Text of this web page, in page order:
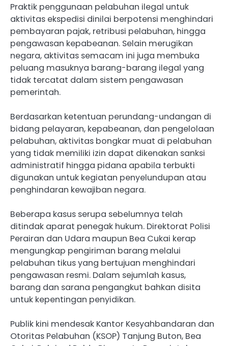
Praktik penggunaan pelabuhan ilegal untuk
aktivitas ekspedisi dinilai berpotensi menghindari
pembayaran pajak, retribusi pelabuhan, hingga
pengawasan kepabeanan. Selain merugikan
negara, aktivitas semacam ini juga membuka
peluang masuknya barang-barang ilegal yang
tidak tercatat dalam sistem pengawasan
pemerintah.
Berdasarkan ketentuan perundang-undangan di
bidang pelayaran, kepabeanan, dan pengelolaan
pelabuhan, aktivitas bongkar muat di pelabuhan
yang tidak memiliki izin dapat dikenakan sanksi
administratif hingga pidana apabila terbukti
digunakan untuk kegiatan penyelundupan atau
penghindaran kewajiban negara.
Beberapa kasus serupa sebelumnya telah
ditindak aparat penegak hukum. Direktorat Polisi
Perairan dan Udara maupun Bea Cukai kerap
mengungkap pengiriman barang melalui
pelabuhan tikus yang bertujuan menghindari
pengawasan resmi. Dalam sejumlah kasus,
barang dan sarana pengangkut bahkan disita
untuk kepentingan penyidikan.
Publik kini mendesak Kantor Kesyahbandaran dan
Otoritas Pelabuhan (KSOP) Tanjung Buton, Bea